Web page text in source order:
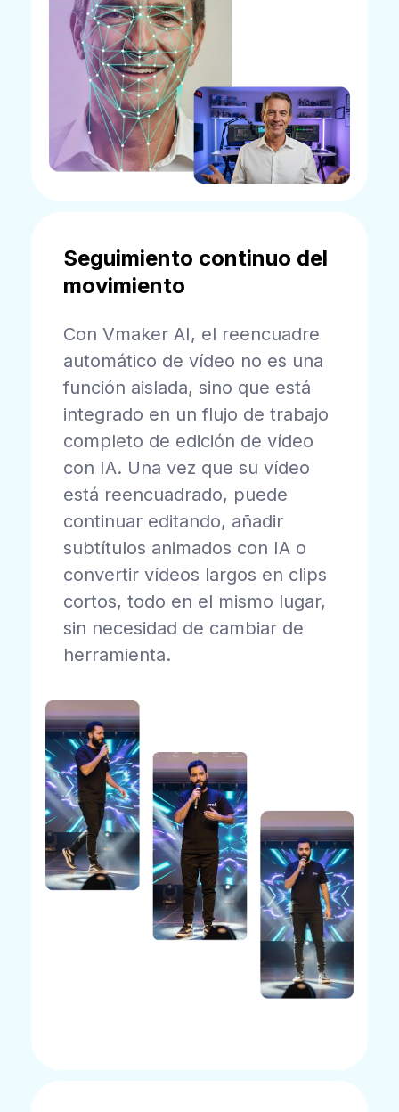
Seguimiento continuo del
movimiento
Con Vmaker AI, el reencuadre
automático de vídeo no es una
función aislada, sino que está
integrado en un flujo de trabajo
completo de edición de vídeo
con IA. Una vez que su vídeo
está reencuadrado, puede
continuar editando, añadir
subtítulos animados con IA o
convertir vídeos largos en clips
cortos, todo en el mismo lugar,
sin necesidad de cambiar de
herramienta.